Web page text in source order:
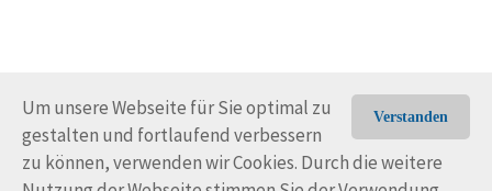
Verstanden
Um unsere Webseite für Sie optimal zu
gestalten und fortlaufend verbessern
zu können, verwenden wir Cookies. Durch die weitere
© Trans-Ocean e.V. 2010-2026 Impressum
Nutzungsbedingungen
Rechtliche Hinweise